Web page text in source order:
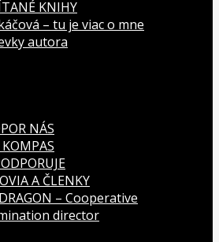
KNIHY
– tu je viac o mne
autora
NÁS
A ČLENKY
– Cooperative
director